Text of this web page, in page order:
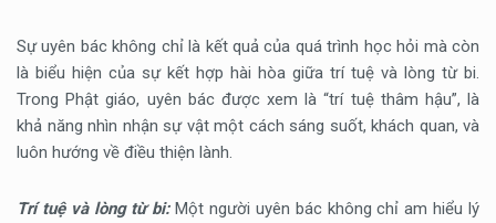
Sự uyên bác không chỉ là kết quả của quá trình học hỏi mà còn
là biểu hiện của sự kết hợp hài hòa giữa trí tuệ và lòng từ bi.
Trong Phật giáo, uyên bác được xem là “trí tuệ thâm hậu”, là
khả năng nhìn nhận sự vật một cách sáng suốt, khách quan, và
luôn hướng về điều thiện lành.
Trí tuệ và lòng từ bi: Một người uyên bác không chỉ am hiểu lý